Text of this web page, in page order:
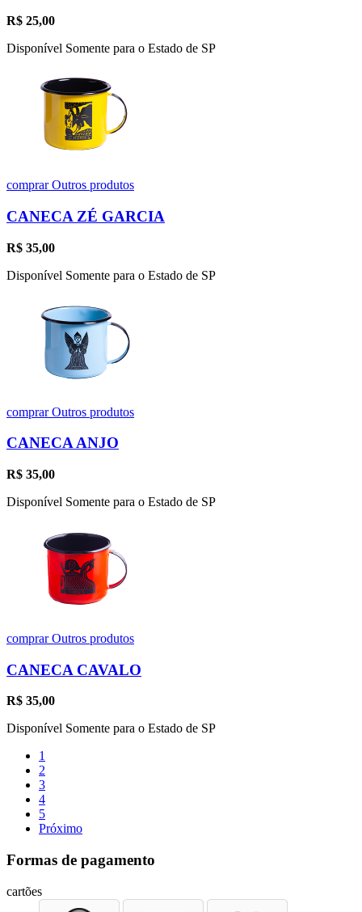
R$ 25,00
Disponível Somente para o Estado de SP
comprarOutros produtos
CANECA ZÉ GARCIA
R$ 35,00
Disponível Somente para o Estado de SP
comprarOutros produtos
CANECA ANJO
R$ 35,00
Disponível Somente para o Estado de SP
comprarOutros produtos
CANECA CAVALO
R$ 35,00
Disponível Somente para o Estado de SP
1
2
3
4
5
Próximo
Formas de pagamento
cartões